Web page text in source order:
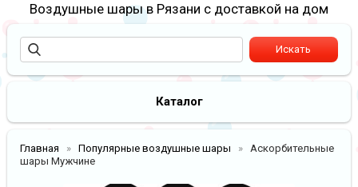
Воздушные шары в Рязани с доставкой на дом
Каталог
Главная Популярные воздушные шары
Аскорбительные
шары Мужчине